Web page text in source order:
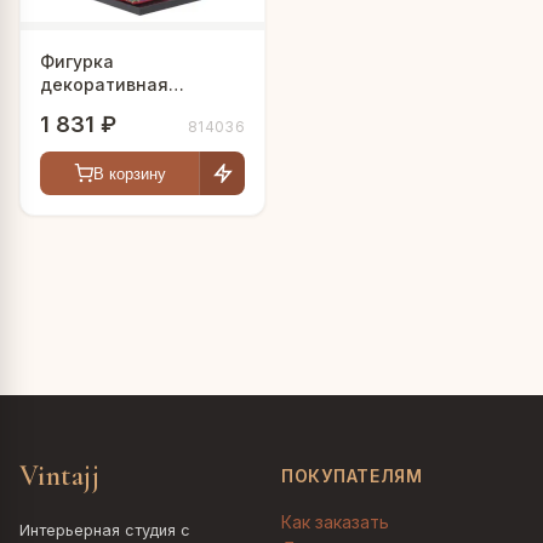
Фигурка
декоративная
см
1 831 ₽ 814036
В корзину
Vintajj
Интерьерная студия с
ПОКУПАТЕЛЯМ
Как заказать